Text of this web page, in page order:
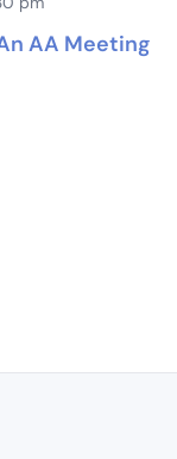
AA Meeting